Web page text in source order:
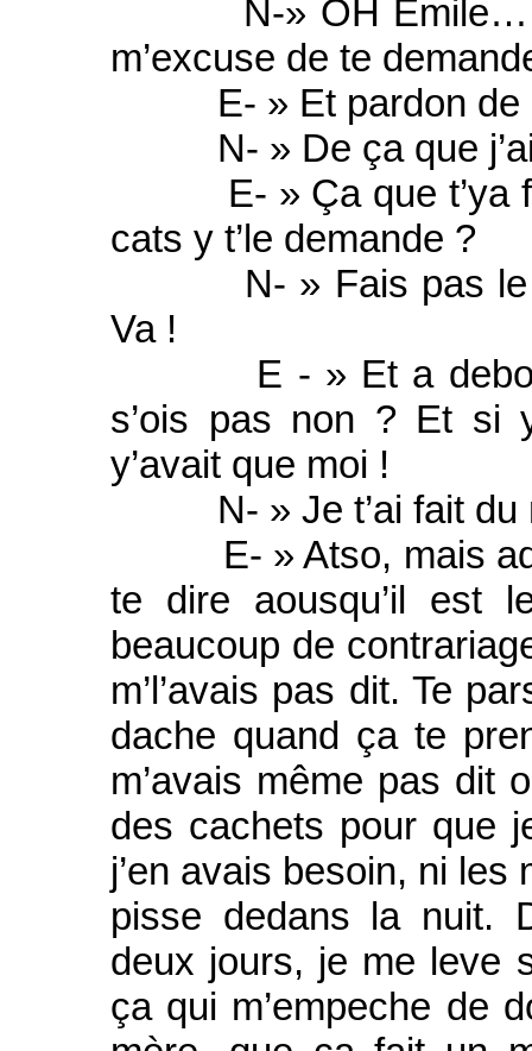
N-» OH Emile…….
m’excuse de te
E- » Et pardon de
N- » De ça que j’ai
E- » Ça que t’ya fait
cats y t’le demande ?
N- » Fais pas le
Va !
E - » Et a debon
s’ois pas non ? Et si
y’avait que moi !
N- » Je t’ai fait du
E- » Atso, mais
te dire aousqu’il est
beaucoup de
m’l’avais pas dit. Te
dache quand ça te
m’avais même pas dit
des cachets pour que
j’en avais besoin, ni
pisse dedans la nuit.
deux jours, je me leve
ça qui m’empeche de